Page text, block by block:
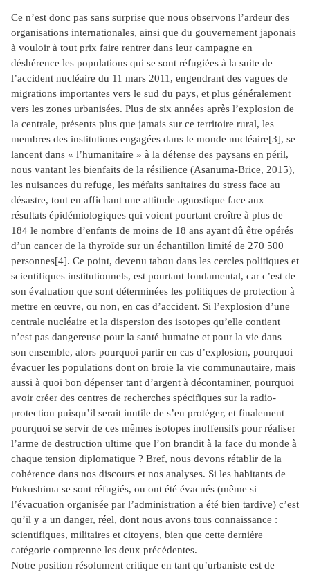
Ce n’est donc pas sans surprise que nous observons l’ardeur des
organisations internationales, ainsi que du gouvernement japonais
à vouloir à tout prix faire rentrer dans leur campagne en
déshérence les populations qui se sont réfugiées à la suite de
l’accident nucléaire du 11 mars 2011, engendrant des vagues de
migrations importantes vers le sud du pays, et plus généralement
vers les zones urbanisées. Plus de six années après l’explosion de
la centrale, présents plus que jamais sur ce territoire rural, les
membres des institutions engagées dans le monde nucléaire[3], se
lancent dans « l’humanitaire » à la défense des paysans en péril,
nous vantant les bienfaits de la résilience (Asanuma-Brice, 2015),
les nuisances du refuge, les méfaits sanitaires du stress face au
désastre, tout en affichant une attitude agnostique face aux
résultats épidémiologiques qui voient pourtant croître à plus de
184 le nombre d’enfants de moins de 18 ans ayant dû être opérés
d’un cancer de la thyroïde sur un échantillon limité de 270 500
personnes[4]. Ce point, devenu tabou dans les cercles politiques et
scientifiques institutionnels, est pourtant fondamental, car c’est de
son évaluation que sont déterminées les politiques de protection à
mettre en œuvre, ou non, en cas d’accident. Si l’explosion d’une
centrale nucléaire et la dispersion des isotopes qu’elle contient
n’est pas dangereuse pour la santé humaine et pour la vie dans
son ensemble, alors pourquoi partir en cas d’explosion, pourquoi
évacuer les populations dont on broie la vie communautaire, mais
aussi à quoi bon dépenser tant d’argent à décontaminer, pourquoi
avoir créer des centres de recherches spécifiques sur la radio-
protection puisqu’il serait inutile de s’en protéger, et finalement
pourquoi se servir de ces mêmes isotopes inoffensifs pour réaliser
l’arme de destruction ultime que l’on brandit à la face du monde à
chaque tension diplomatique ? Bref, nous devons rétablir de la
cohérence dans nos discours et nos analyses. Si les habitants de
Fukushima se sont réfugiés, ou ont été évacués (même si
l’évacuation organisée par l’administration a été bien tardive) c’est
qu’il y a un danger, réel, dont nous avons tous connaissance :
scientifiques, militaires et citoyens, bien que cette dernière
catégorie comprenne les deux précédentes.
Notre position résolument critique en tant qu’urbaniste est de